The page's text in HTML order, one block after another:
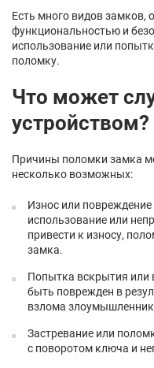
Есть много видов замков,
функциональностью и
использование или
поломку.
Что может
устройством?
Причины поломки замка
несколько возможных:
Износ или
использование или
привести к износу,
замка.
Попытка вскрытия или
быть поврежден в
взлома
Застревание или
с поворотом ключа и